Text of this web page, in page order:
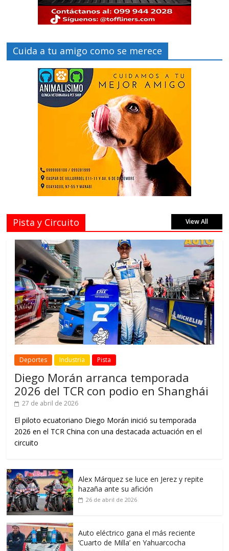
Cuida a tu amigo como se merece
Pista y Circuito View All
Deportes Industria Pista
Diego Morán arranca temporada
2026 del TCR con podio en Shanghái
27 de abril de 2026
El piloto ecuatoriano Diego Morán inició su temporada
2026 en el TCR China con una destacada actuación en el
circuito
Alex Márquez se luce en Jerez y repite
hazaña ante su afición
26 de abril de 2026
Auto eléctrico gana el más reciente
‘Cuarto de Milla’ en Yahuarcocha